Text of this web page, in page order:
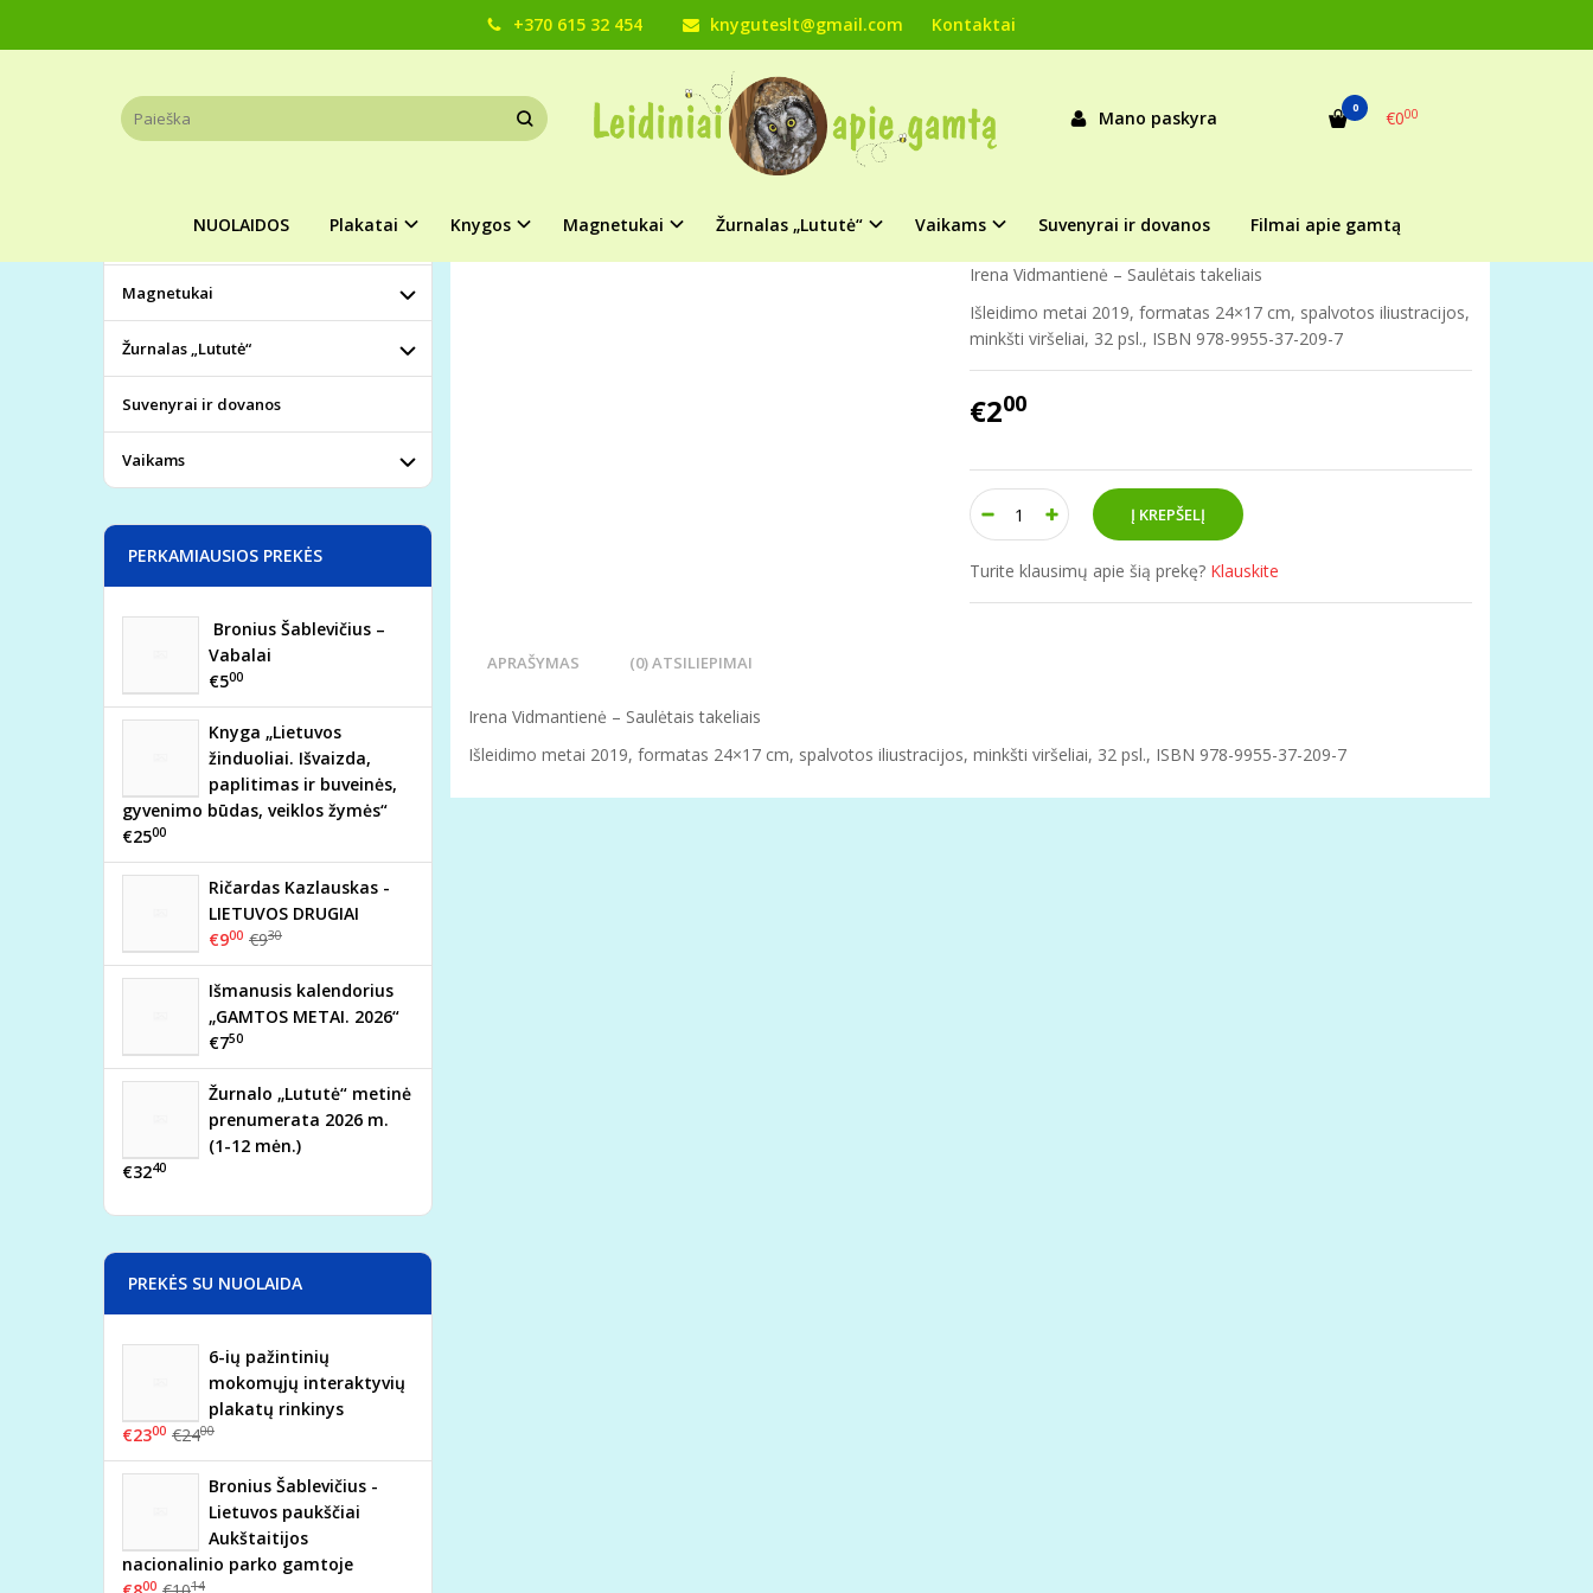
+370 615 32 454 knyguteslt@gmail.com Kontaktai
Mano paskyra 0 €000
NUOLAIDOS Plakatai Knygos Magnetukai Žurnalas „Lututė“ Vaikams Suvenyrai ir dovanos Filmai apie gamtą
Pagrindinis Vaikams Knygos Plakatai Irena Vidmantienė – SAULĖTAIS TAKELIAIS
IRENA VIDMANTIENĖ – SAULĖTAIS TAKELIAIS
Irena Vidmantienė – Saulėtais takeliais
Išleidimo metai 2019, formatas 24×17 cm, spalvotos iliustracijos,
minkšti viršeliai, 32 psl., ISBN 978-9955-37-209-7
€200
Turite klausimų apie šią prekę? Klauskite
APRAŠYMAS (0) ATSILIEPIMAI
Irena Vidmantienė – Saulėtais takeliais
Išleidimo metai 2019, formatas 24×17 cm, spalvotos iliustracijos, minkšti viršeliai, 32 psl., ISBN 978-9955-37-209-7
NUOLAIDOS
Magnetukai
Žurnalas „Lututė“
Suvenyrai ir dovanos
Vaikams
PERKAMIAUSIOS PREKĖS
Bronius Šablevičius –
Vabalai
€500
Knyga „Lietuvos
žinduoliai. Išvaizda,
paplitimas ir buveinės,
gyvenimo būdas, veiklos žymės“
€2500
Ričardas Kazlauskas -
LIETUVOS DRUGIAI
€900 €930
Išmanusis kalendorius
„GAMTOS METAI. 2026“
€750
Žurnalo „Lututė“ metinė
prenumerata 2026 m.
(1-12 mėn.)
€3240
PREKĖS SU NUOLAIDA
6-ių pažintinių
mokomųjų interaktyvių
plakatų rinkinys
€2300 €2400
Bronius Šablevičius -
Lietuvos paukščiai
Aukštaitijos
nacionalinio parko gamtoje
00 14